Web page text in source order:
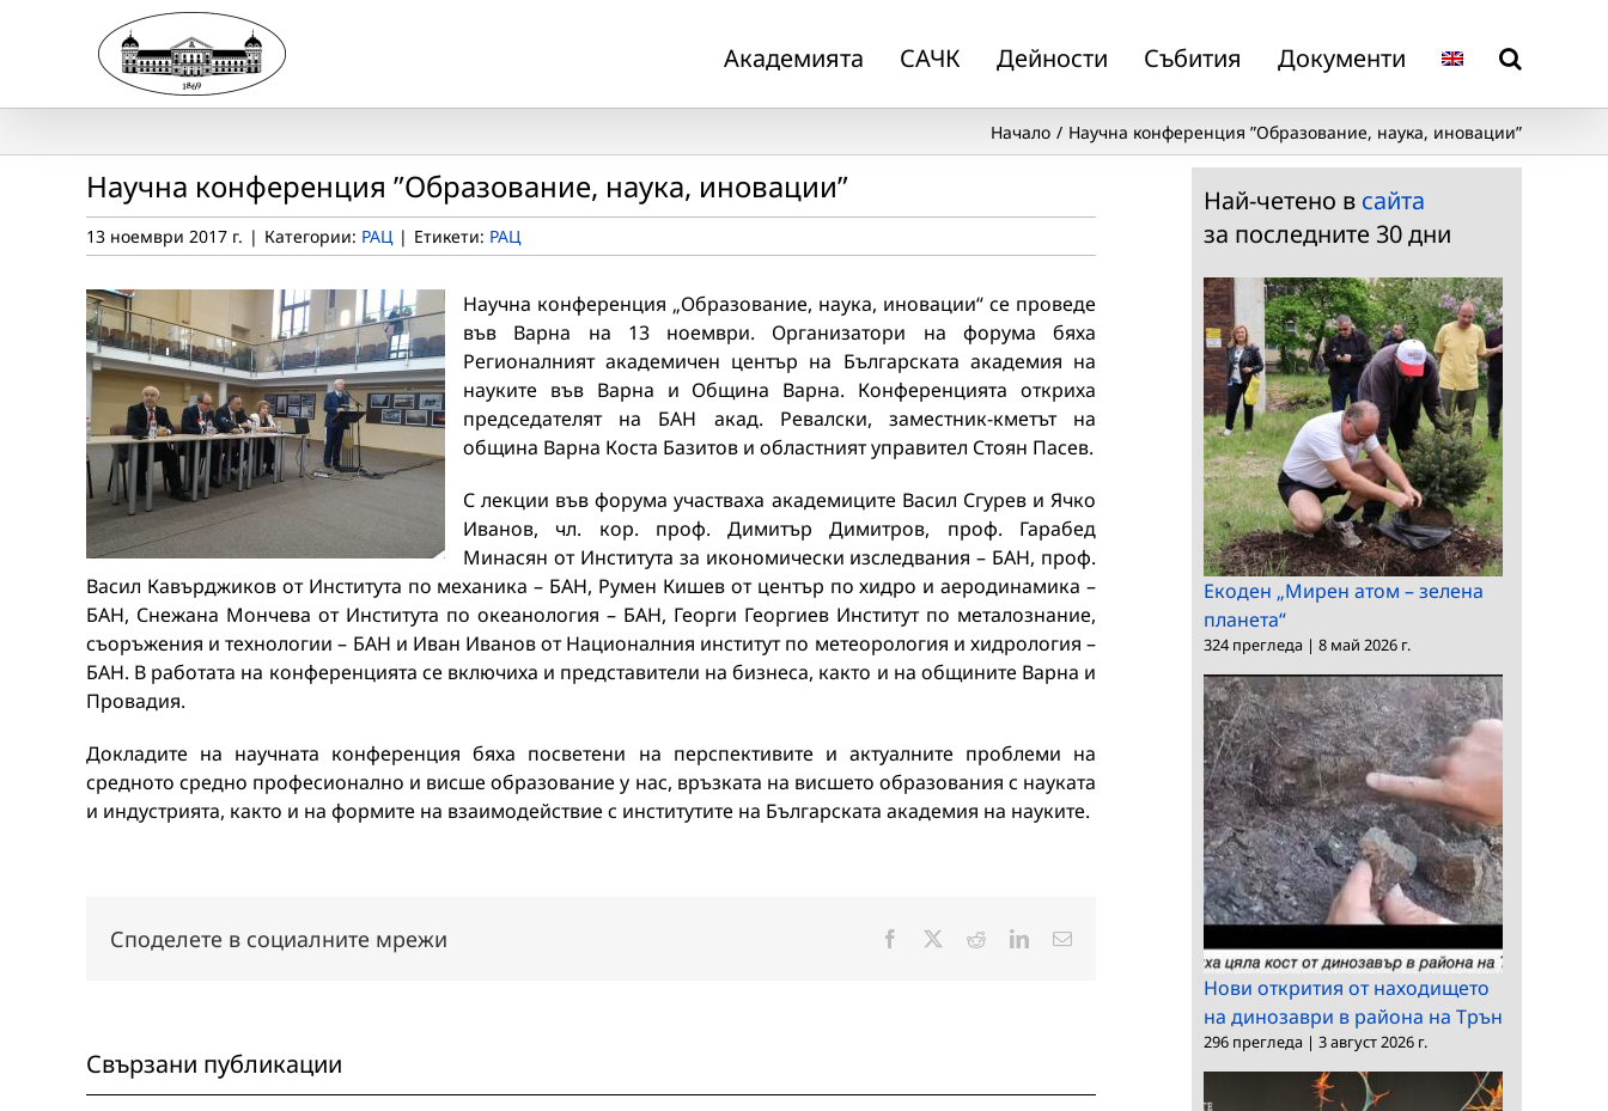
Академията САЧК Дейности Събития Документи
Начало Научна конференция ”Образование, наука, иновации”
Научна конференция ”Образование, наука, иновации”
13 ноември 2017 г. | Категории: РАЦ | Етикети: РАЦ
Научна конференция „Образование, наука, иновации“ се проведе
във Варна на 13 ноември. Организатори на форума бяха
Регионалният академичен център на Българската академия на
науките във Варна и Община Варна. Конференцията откриха
председателят на БАН акад. Ревалски, заместник-кметът на
община Варна Коста Базитов и областният управител Стоян Пасев.
С лекции във форума участваха академиците Васил Сгурев и Ячко
Иванов, чл. кор. проф. Димитър Димитров, проф. Гарабед
Минасян от Института за икономически изследвания – БАН, проф.
Васил Кавърджиков от Института по механика – БАН, Румен Кишев от център по хидро и аеродинамика –
БАН, Снежана Мончева от Института по океанология – БАН, Георги Георгиев Институт по металознание,
съоръжения и технологии – БАН и Иван Иванов от Националния институт по метеорология и хидрология –
БАН. В работата на конференцията се включиха и представители на бизнеса, както и на общините Варна и
Провадия.
Докладите на научната конференция бяха посветени на перспективите и актуалните проблеми на
средното средно професионално и висше образование у нас, връзката на висшето образования с науката
и индустрията, както и на формите на взаимодействие с институтите на Българската академия на науките.
Споделете в социалните мрежи Facebook RedditLinkedInЕлектронна
Свързани публикации
Най-четено в сайта
за последните 30 дни
Екоден „Мирен атом – зелена
планета“
324 прегледа | 8 май 2026 г.
Нови открития от находището
на динозаври в района на Трън
296 прегледа | 3 август 2026 г.